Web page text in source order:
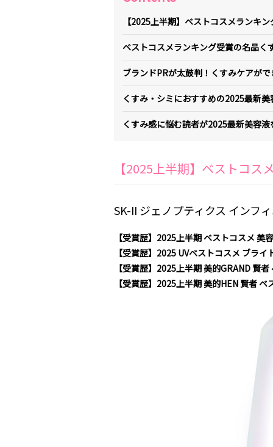
【2025上半期】ベストコスメランキ
ベストコスメランキング受賞の名品く
ブランドPRが太鼓判！くすみケアが
くすみ・シミにおすすめの2025最新美
くすみ感に悩む読者が2025最新美容
【2025上半期】ベストコ
SK-II ジェノプティクス インフ
【受賞歴】2025上半期 ベストコスメ 美
【受賞歴】2025 UVベストコスメ ブラ
【受賞歴】2025上半期 美的GRAND 賢
【受賞歴】2025上半期 美的HEN 賢者